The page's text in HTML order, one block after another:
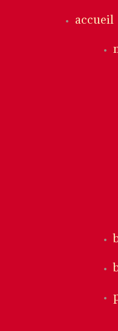
accueil